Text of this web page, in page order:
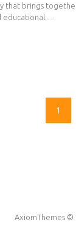
that brings
educational…
PAGE
1
AxiomThemes ©